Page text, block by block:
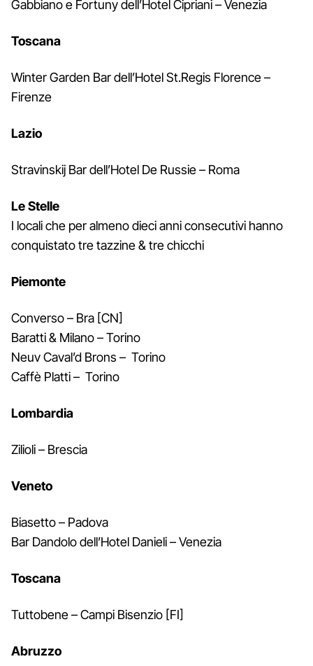
Gabbiano e Fortuny dell’Hotel Cipriani – Venezia
Toscana
Winter Garden Bar dell’Hotel St.Regis Florence –
Firenze
Lazio
Stravinskij Bar dell’Hotel De Russie – Roma
Le Stelle
I locali che per almeno dieci anni consecutivi hanno
conquistato tre tazzine & tre chicchi
Piemonte
Converso – Bra [CN]
Baratti & Milano – Torino
Neuv Caval’d Brons – Torino
Caffè Platti – Torino
Lombardia
Zilioli – Brescia
Veneto
Biasetto – Padova
Bar Dandolo dell’Hotel Danieli – Venezia
Toscana
Tuttobene – Campi Bisenzio [FI]
Abruzzo